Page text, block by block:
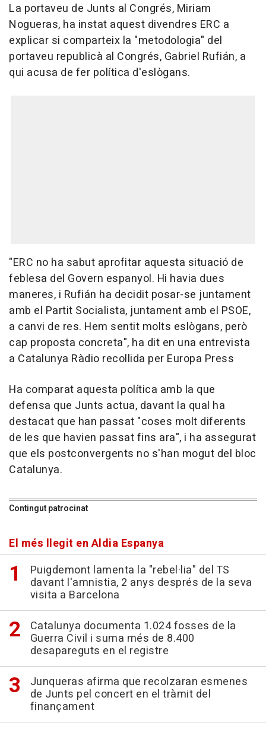
La portaveu de Junts al Congrés, Miriam
Nogueras, ha instat aquest divendres ERC a
explicar si comparteix la "metodologia" del
portaveu republicà al Congrés, Gabriel Rufián, a
qui acusa de fer política d'eslògans.
"ERC no ha sabut aprofitar aquesta situació de
feblesa del Govern espanyol. Hi havia dues
maneres, i Rufián ha decidit posar-se juntament
amb el Partit Socialista, juntament amb el PSOE,
a canvi de res. Hem sentit molts eslògans, però
cap proposta concreta", ha dit en una entrevista
a Catalunya Ràdio recollida per Europa Press
Ha comparat aquesta política amb la que
defensa que Junts actua, davant la qual ha
destacat que han passat "coses molt diferents
de les que havien passat fins ara", i ha assegurat
que els postconvergents no s'han mogut del bloc
Catalunya.
Contingut patrocinat
El més llegit en Aldia Espanya
Puigdemont lamenta la "rebel·lia" del TS
davant l'amnistia, 2 anys després de la seva
visita a Barcelona
Catalunya documenta 1.024 fosses de la
Guerra Civil i suma més de 8.400
desapareguts en el registre
Junqueras afirma que recolzaran esmenes
de Junts pel concert en el tràmit del
finançament